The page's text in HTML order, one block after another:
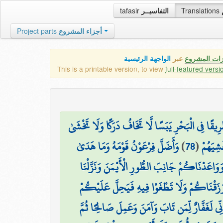
tafasir التفاسيــر Translations
Project parts أجزاء المشروع
المشروع عبر الواجهة الرئيسية
This is a printable version, to view full-featured
فِي الْبَحْرِ يَبَسًا لَّا تَخَافُ دَرَكًا وَلَا تَخْشَىٰ
(
78
)وَأَضَلَّ فِرْعَوْنُ قَوْمَهُ وَمَا هَدَىٰ
جَانِبَ الطُّورِ الْأَيْمَنَ وَنَزَّلْنَا
وَلَا تَطْغَوْا فِيهِ فَيَحِلَّ عَلَيْكُمْ
لَغَفَّارٌ لِّمَن تَابَ وَآمَنَ وَعَمِلَ صَالِحًا ثُمَّ